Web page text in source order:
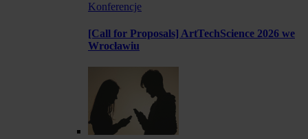
Konferencje
[Call for Proposals] ArtTechScience 2026 we
Wrocławiu